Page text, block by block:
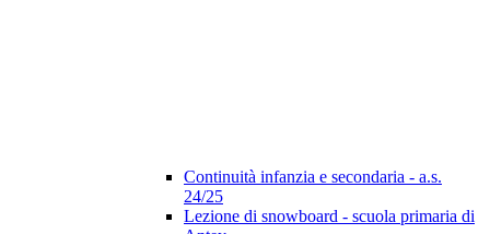
Continuità infanzia e secondaria - a.s.
24/25
Lezione di snowboard - scuola primaria di